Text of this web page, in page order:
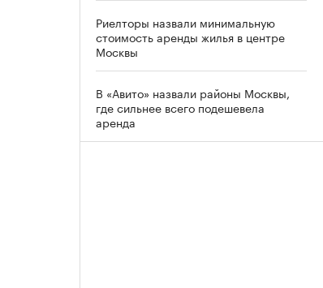
Риелторы назвали минимальную
стоимость аренды жилья в центре
Москвы
В «Авито» назвали районы Москвы,
где сильнее всего подешевела
аренда